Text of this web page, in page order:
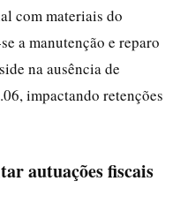
com materiais do
a manutenção e reparo
na ausência de
impactando retenções
autuações fiscais